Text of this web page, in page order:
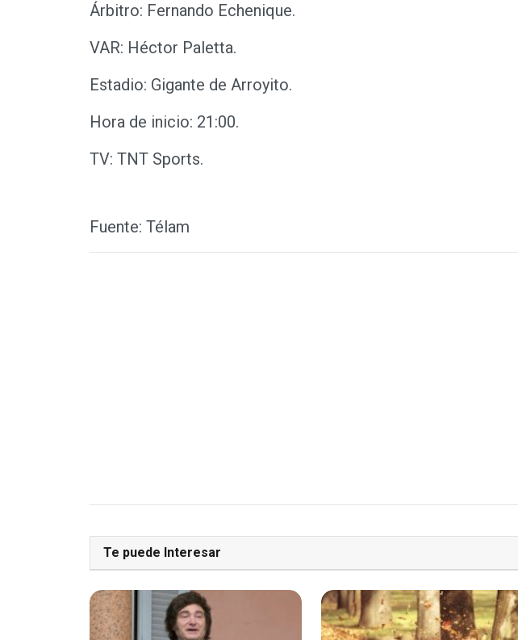
Árbitro: Fernando Echenique.
VAR: Héctor Paletta.
Estadio: Gigante de Arroyito.
Hora de inicio: 21:00.
TV: TNT Sports.
Fuente: Télam
Te puede Interesar